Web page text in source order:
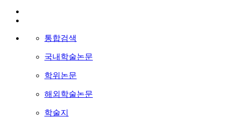
통합검색
국내학술논문
학위논문
해외학술논문
학술지